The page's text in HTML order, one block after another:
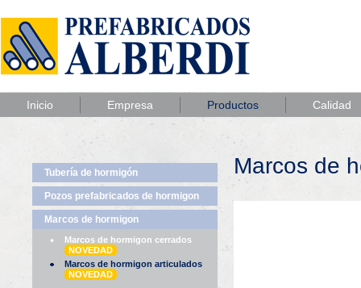
Inicio Empresa Productos Calidad
Tubería de hormigón
Pozos prefabricados de hormigon
Marcos de hormigon
Marcos de hormigon cerrados
NOVEDAD
Marcos de hormigon articulados
NOVEDAD
Marcos de